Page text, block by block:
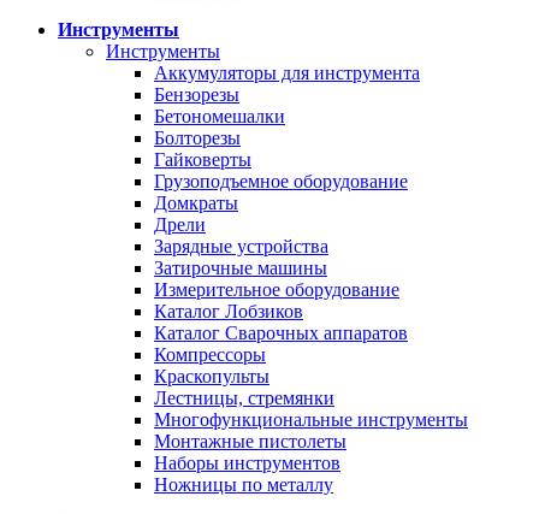
Инструменты
Инструменты
Аккумуляторы для инструмента
Бензорезы
Бетономешалки
Болторезы
Гайковерты
Грузоподъемное оборудование
Домкраты
Дрели
Зарядные устройства
Затирочные машины
Измерительное оборудование
Каталог Лобзиков
Каталог Сварочных аппаратов
Компрессоры
Краскопульты
Лестницы, стремянки
Многофункциональные инструменты
Монтажные пистолеты
Наборы инструментов
Ножницы по металлу